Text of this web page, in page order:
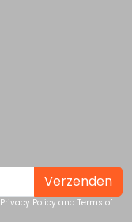
Verzenden
Privacy Policy and Terms of